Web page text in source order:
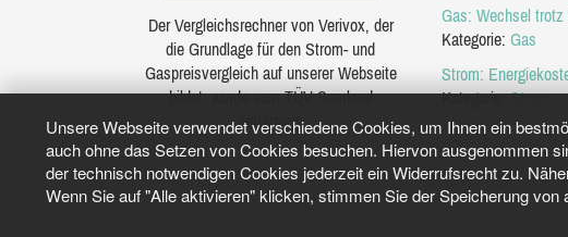
Unsere Webseite verwendet verschiedene Cookies, um Ihnen ein
auch ohne das Setzen von Cookies besuchen. Hiervon ausgenommen
der technisch notwendigen Cookies jederzeit ein Widerrufsrecht zu.
Wenn Sie auf "Alle aktivieren" klicken, stimmen Sie der Speicherung von
Der Vergleichsrechner von Verivox, der
die Grundlage für den Strom- und
Gaspreisvergleich auf unserer Webseite
bildet, wurde vom TÜV Saarland
zertifiziert.
Gas: Wechsel trotz
Kategorie: Gas
Strom:
Kategorie:Strom